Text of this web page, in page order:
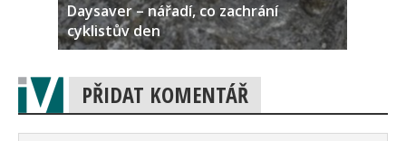
Daysaver – nářadí, co zachrání
cyklistův den
PŘIDAT KOMENTÁŘ